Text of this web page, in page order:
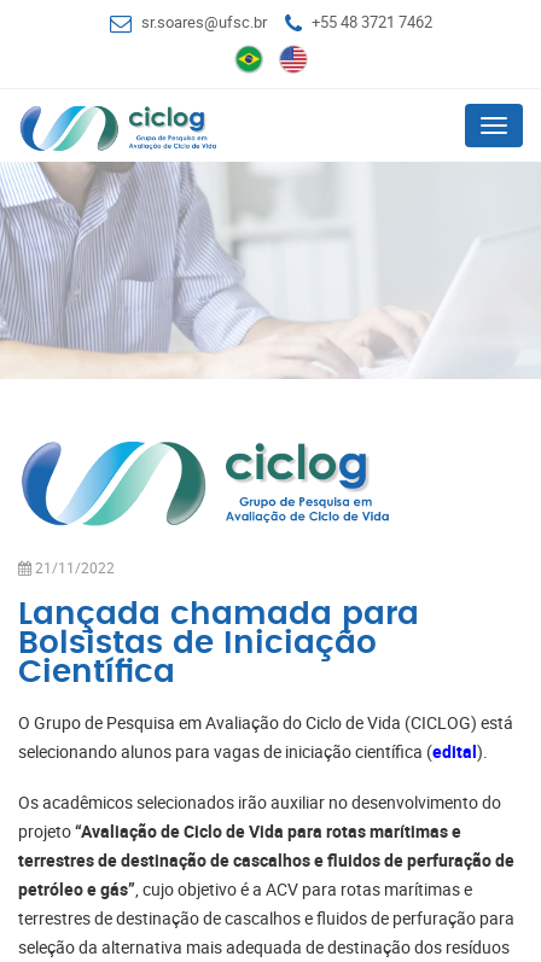
sr.soares@ufsc.br +55 48 3721 7462
Menu
21/11/2022
Lançada chamada para
Bolsistas de Iniciação
Científica
O Grupo de Pesquisa em Avaliação do Ciclo de Vida (CICLOG) está
selecionando alunos para vagas de iniciação científica (edital).
Os acadêmicos selecionados irão auxiliar no desenvolvimento do
projeto“Avaliação de Ciclo de Vida para rotas marítimas e
terrestres de destinação de cascalhos e fluidos de perfuração de
petróleo e gás”, cujo objetivo é a ACV para rotas marítimas e
terrestres de destinação de cascalhos e fluidos de perfuração para
seleção da alternativa mais adequada de destinação dos resíduos